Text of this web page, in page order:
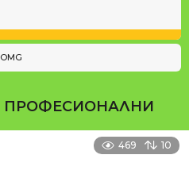
OMG
ПРОФЕСИОНАЛНИ
469 10